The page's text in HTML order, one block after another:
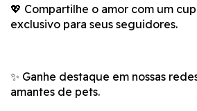
💖 Compartilhe o amor com um
exclusivo para seus seguidores.
✨ Ganhe destaque em nossas
amantes de pets.